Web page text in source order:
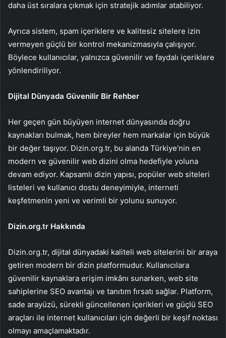
daha üst sıralara çıkmak için stratejik adımlar atabiliyor.
Ayrıca sistem, spam içeriklere ve kalitesiz sitelere izin
vermeyen güçlü bir kontrol mekanizmasıyla çalışıyor.
Böylece kullanıcılar, yalnızca güvenilir ve faydalı içeriklere
yönlendiriliyor.
Dijital Dünyada Güvenilir Bir Rehber
Her geçen gün büyüyen internet dünyasında doğru
kaynakları bulmak, hem bireyler hem markalar için büyük
bir değer taşıyor. Dizin.org.tr, bu alanda Türkiye’nin en
modern ve güvenilir web dizini olma hedefiyle yoluna
devam ediyor. Kapsamlı dizin yapısı, popüler web siteleri
listeleri ve kullanıcı dostu deneyimiyle, interneti
keşfetmenin yeni ve verimli bir yolunu sunuyor.
Dizin.org.tr Hakkında
Dizin.org.tr, dijital dünyadaki kaliteli web sitelerini bir araya
getiren modern bir dizin platformudur. Kullanıcılara
güvenilir kaynaklara erişim imkânı sunarken, web site
sahiplerine SEO avantajı ve tanıtım fırsatı sağlar. Platform,
sade arayüzü, sürekli güncellenen içerikleri ve güçlü SEO
araçları ile internet kullanıcıları için değerli bir keşif noktası
olmayı amaçlamaktadır.